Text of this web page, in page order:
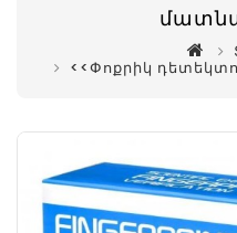
<<Փոքրիկ